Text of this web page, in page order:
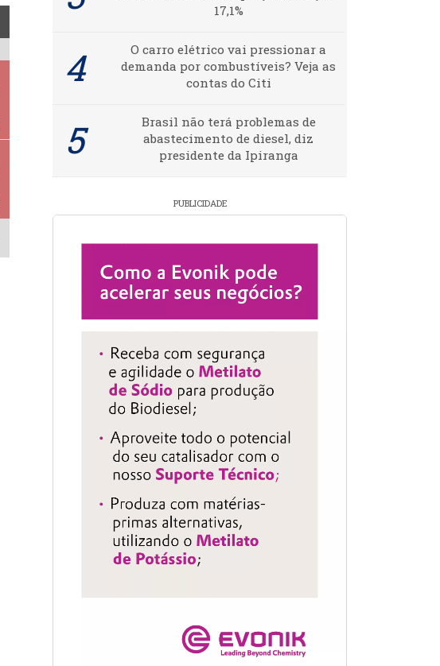
17,1%
O carro elétrico vai pressionar a
demanda por combustíveis? Veja as
contas do Citi
Brasil não terá problemas de
abastecimento de diesel, diz
presidente da Ipiranga
PUBLICIDADE